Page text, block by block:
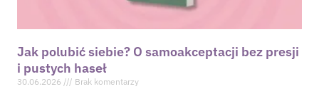
Jak polubić siebie? O samoakceptacji bez presji
i pustych haseł
30.06.2026 Brak komentarzy